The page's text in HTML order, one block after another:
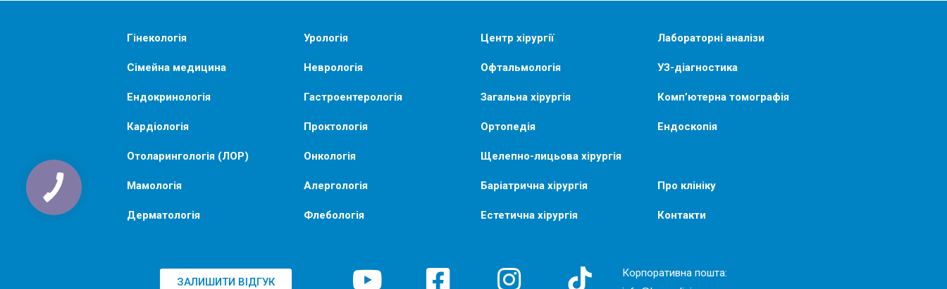
Гінекологія
Сімейна медицина
Ендокринологія
Кардіологія
Отоларингологія (ЛОР)
Мамологія
Дерматологія
Урологія
Неврологія
Гастроентерологія
Проктологія
Онкологія
Алергологія
Флебологія
Центр хірургії
Офтальмологія
Загальна хірургія
Ортопедія
Щелепно-лицьова хірургія
Баріатрична хірургія
Естетична хірургія
Лабораторні аналізи
УЗ-діагностика
Комп’ютерна томографія
Ендоскопія
Про клініку
Контакти
ЗАЛИШИТИ ВІДГУК
Корпоративна пошта: